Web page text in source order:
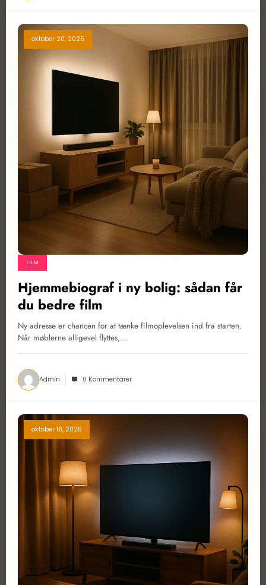
oktober 20, 2025
FILM
Hjemmebiograf i ny bolig: sådan får
du bedre film
Ny adresse er chancen for at tænke filmoplevelsen ind fra starten.
Når møblerne alligevel flyttes,…
Admin 0 Kommentarer
oktober 18, 2025